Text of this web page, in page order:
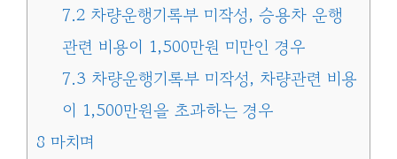
7.2차량운행기록부 미작성, 승용차 운행
관련 비용이 1,500만원 미만인 경우
7.3 차량운행기록부 미작성, 차량관련 비용
이 1,500만원을 초과하는 경우
8 마치며